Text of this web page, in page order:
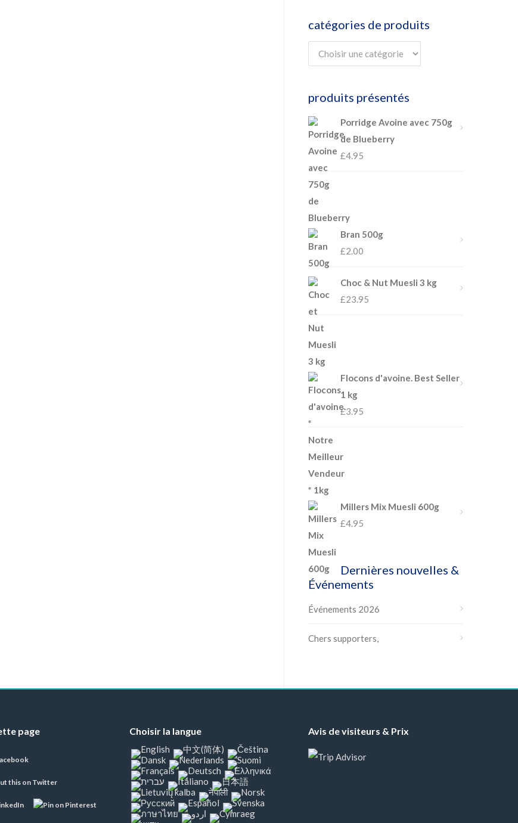
catégories de produits
produits présentés
Porridge Avoine avec 750g
de Blueberry
£4.95
Bran 500g
£2.00
Choc & Nut Muesli 3 kg
£23.95
Flocons d'avoine. Best Seller
1 kg
£3.95
Millers Mix Muesli 600g
£4.95
Dernières nouvelles &
Événements
Événements 2026
Chers supporters,
page Choisir la langue Avis de visiteurs & Prix